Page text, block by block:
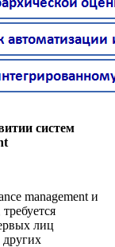
систем
management и
лиц